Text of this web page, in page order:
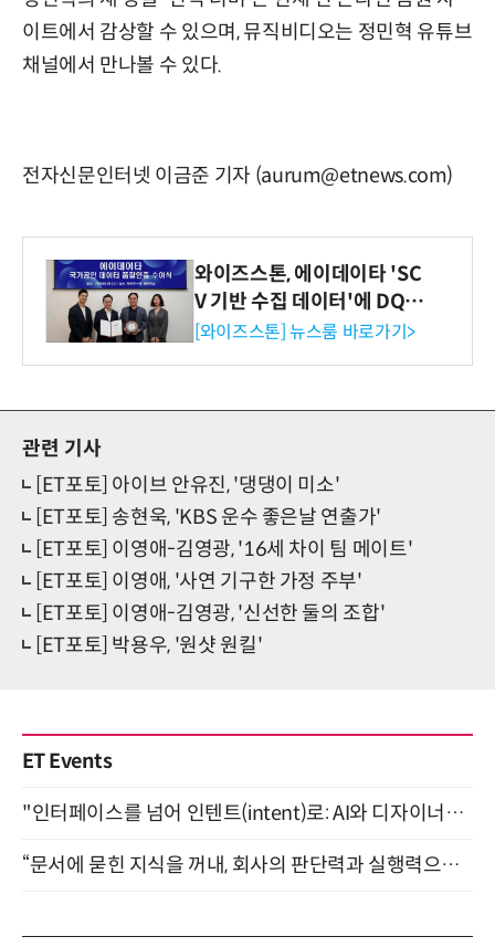
이트에서 감상할 수 있으며, 뮤직비디오는 정민혁 유튜브
채널에서 만나볼 수 있다.
전자신문인터넷 이금준 기자 (aurum@etnews.com)
와이즈스톤, 에이데이타 'SC
V 기반 수집 데이터'에 DQ인
증 최고 등급 수여
[와이즈스톤] 뉴스룸 바로가기>
관련 기사
[ET포토] 아이브 안유진, '댕댕이 미소'
[ET포토] 송현욱, 'KBS 운수 좋은날 연출가'
[ET포토] 이영애-김영광, '16세 차이 팀 메이트'
[ET포토] 이영애, '사연 기구한 가정 주부'
[ET포토] 이영애-김영광, '신선한 둘의 조합'
[ET포토] 박용우, '원샷 원킬'
ET Events
"인터페이스를 넘어 인텐트(intent)로: AI와 디자이너가 함께 만드는 공존의 UX" 강남역 (9/2)
“문서에 묻힌 지식을 꺼내, 회사의 판단력과 실행력으로 바꾸다” (8/20)